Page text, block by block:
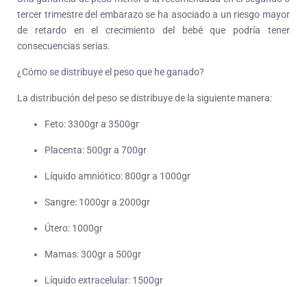
tercer trimestre del embarazo se ha asociado a un riesgo mayor
de retardo en el crecimiento del bebé que podría tener
consecuencias serias.
¿Cómo se distribuye el peso que he ganado?
La distribución del peso se distribuye de la siguiente manera:
Feto: 3300gr a 3500gr
Placenta: 500gr a 700gr
Líquido amniótico: 800gr a 1000gr
Sangre: 1000gr a 2000gr
Útero: 1000gr
Mamas: 300gr a 500gr
Líquido extracelular: 1500gr